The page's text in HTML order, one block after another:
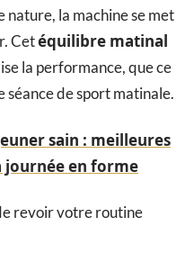
nature, la machine se met
Cetéquilibre matinal
la performance, que ce
séance de sport matinale.
sain : meilleures
en forme
revoir votre routine